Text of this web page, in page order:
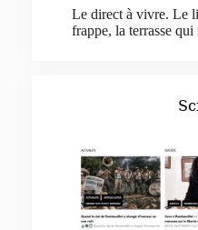
Le direct à vivre. Le
frappe, la terrasse